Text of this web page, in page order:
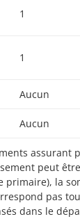
1
1
Aucun
Aucun
assurant
peut
primaire), la
pas
dans le